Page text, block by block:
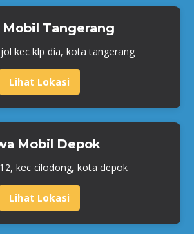
Mobil Tangerang
kec klp dia, kota tangerang
Lihat Lokasi
Mobil Depok
kec cilodong, kota depok
Lihat Lokasi